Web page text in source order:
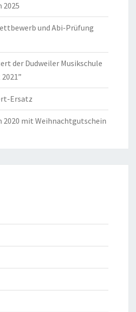
und Abi-Prüfung
der Dudweiler Musikschule
Ersatz
mit Weihnachtgutschein